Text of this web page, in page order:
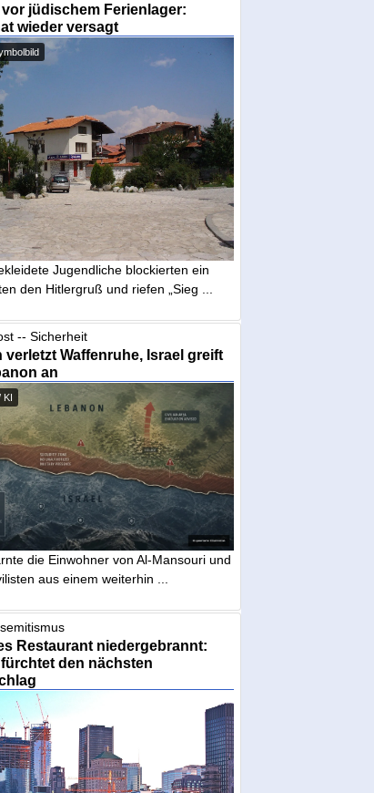
jüdischem Ferienlager:
wieder versagt
Jugendliche blockierten ein
den Hitlergruß und riefen „Sieg ...
-- Sicherheit
verletzt Waffenruhe, Israel greift
an
die Einwohner von Al-Mansouri und
aus einem weiterhin ...
Restaurant niedergebrannt:
den nächsten